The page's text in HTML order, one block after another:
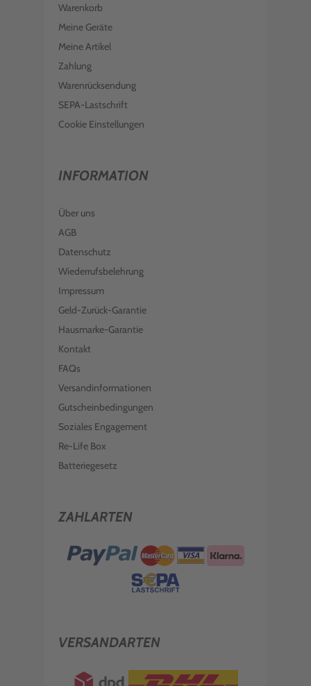
Warenkorb
Meine Geräte
Meine Artikel
Zahlung
Warenrücksendung
SEPA-Lastschrift
Cookie Einstellungen
INFORMATION
Über uns
AGB
Datenschutz
Wiederrufsbelehrung
Impressum
Geld-Zurück-Garantie
Hausmarke-Garantie
Kontakt
FAQs
Versandinformationen
Gutscheinbedingungen
Soziales Engagement
Re-Life Box
Batteriegesetz
ZAHLARTEN
VERSANDARTEN